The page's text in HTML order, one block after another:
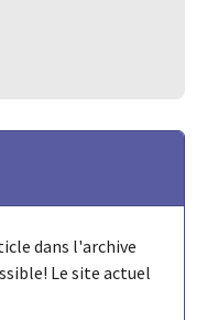
dans l'archive
Le site actuel